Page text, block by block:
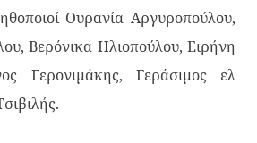
Ουρανία Αργυροπούλου,
Βερόνικα Ηλιοπούλου, Ειρήνη
Γερονιμάκης, Γεράσιμος ελ